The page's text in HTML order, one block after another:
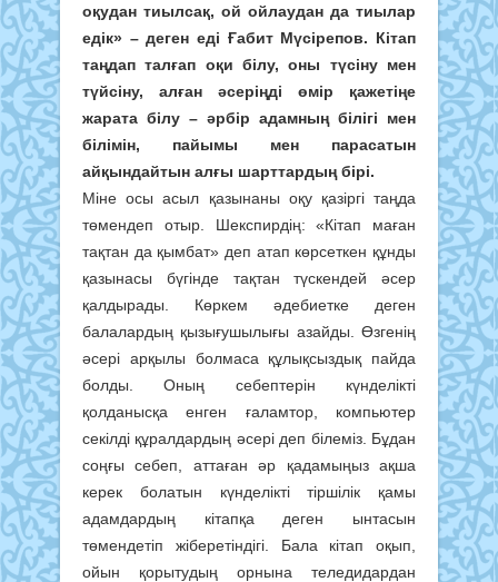
оқудан тиылсақ, ой ойлаудан да тиылар
едік» –деген еді Ғабит Мүсірепов. Кітап
таңдап талғап оқи білу, оны түсіну мен
түйсіну, алған әсеріңді өмір қажетіңе
жарата білу – әрбір адамның білігі мен
білімін, пайымы мен парасатын
айқындайтын алғы шарттардың бірі.
Міне осы асыл қазынаны оқу қазіргі таңда
төмендеп отыр. Шекспирдің: «Кітап маған
тақтан да қымбат» деп атап көрсеткен құнды
қазынасы бүгінде тақтан түскендей әсер
қалдырады. Көркем әдебиетке деген
балалардың қызығушылығы азайды. Өзгенің
әсері арқылы болмаса құлықсыздық пайда
болды. Оның себептерін күнделікті
қолданысқа енген ғаламтор, компьютер
секілді құралдардың әсері деп білеміз. Бұдан
соңғы себеп, аттаған әр қадамыңыз ақша
керек болатын күнделікті тіршілік қамы
адамдардың кітапқа деген ынтасын
төмендетіп жіберетіндігі. Бала кітап оқып,
ойын қорытудың орнына теледидардан